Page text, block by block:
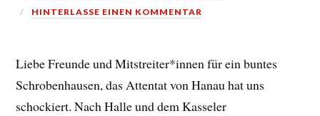
HINTERLASSE EINEN KOMMENTAR
Liebe Freunde und Mitstreiter*innen für ein buntes
Schrobenhausen, das Attentat von Hanau hat uns
schockiert. Nach Halle und dem Kasseler